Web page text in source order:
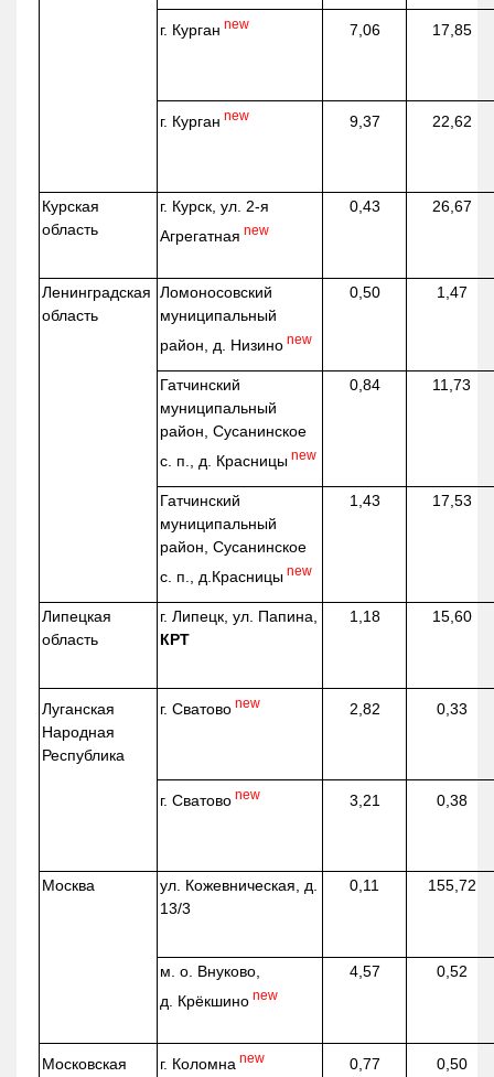
г. Курган new 7,06 17,85
г. Курган new 9,37 22,62
Курская
область
г. Курск, ул. 2-я
Агрегатная new
0,43 26,67
Ленинградская
область
Ломоносовский
муниципальный
район, д. Низино new
0,50 1,47
Гатчинский
муниципальный
район, Сусанинское
с. п., д. Красницы new
0,84 11,73
Гатчинский
муниципальный
район, Сусанинское
с. п., д.Красницы new
1,43 17,53
Липецкая
область
г. Липецк, ул. Папина,
КРТ
1,18 15,60
Луганская
Народная
Республика
г. Сватово new 2,82 0,33
г. Сватово new 3,21 0,38
Москва ул. Кожевническая, д.
13/3
0,11 155,72
м. о. Внуково,
д. Крёкшино new
4,57 0,52
Московская
г. Коломна new 0,77 0,50